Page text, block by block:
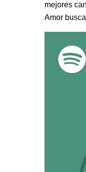
mejores
Amor